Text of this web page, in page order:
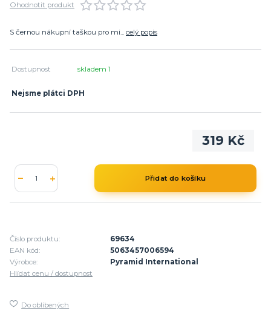
Ohodnotit produkt
S černou nákupní taškou pro mi... celý popis
Dostupnost skladem 1
Nejsme plátci DPH
319 Kč
Přidat do košíku
Číslo produktu:
69634
EAN kód:
5063457006594
Výrobce:
Pyramid International
Hlídat cenu / dostupnost
Do oblíbených